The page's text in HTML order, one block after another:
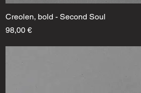
Schnellansicht
Creolen, bold - Second Soul
Preis
98,00 €